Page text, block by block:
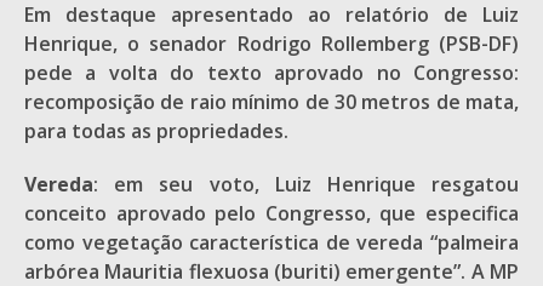
Em destaque apresentado ao relatório de Luiz
Henrique, o senador Rodrigo Rollemberg (PSB-DF)
pede a volta do texto aprovado no Congresso:
recomposição de raio mínimo de 30 metros de mata,
para todas as propriedades.
Vereda: em seu voto, Luiz Henrique resgatou
conceito aprovado pelo Congresso, que especifica
como vegetação característica de vereda “palmeira
arbórea Mauritia flexuosa (buriti) emergente”. A MP